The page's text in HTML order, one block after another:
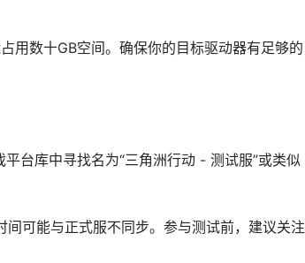
用数十GB空间。确保你的目标驱动器有足够的
台库中寻找名为“三角洲行动 - 测试服”或类似
可能与正式服不同步。参与测试前，建议关注